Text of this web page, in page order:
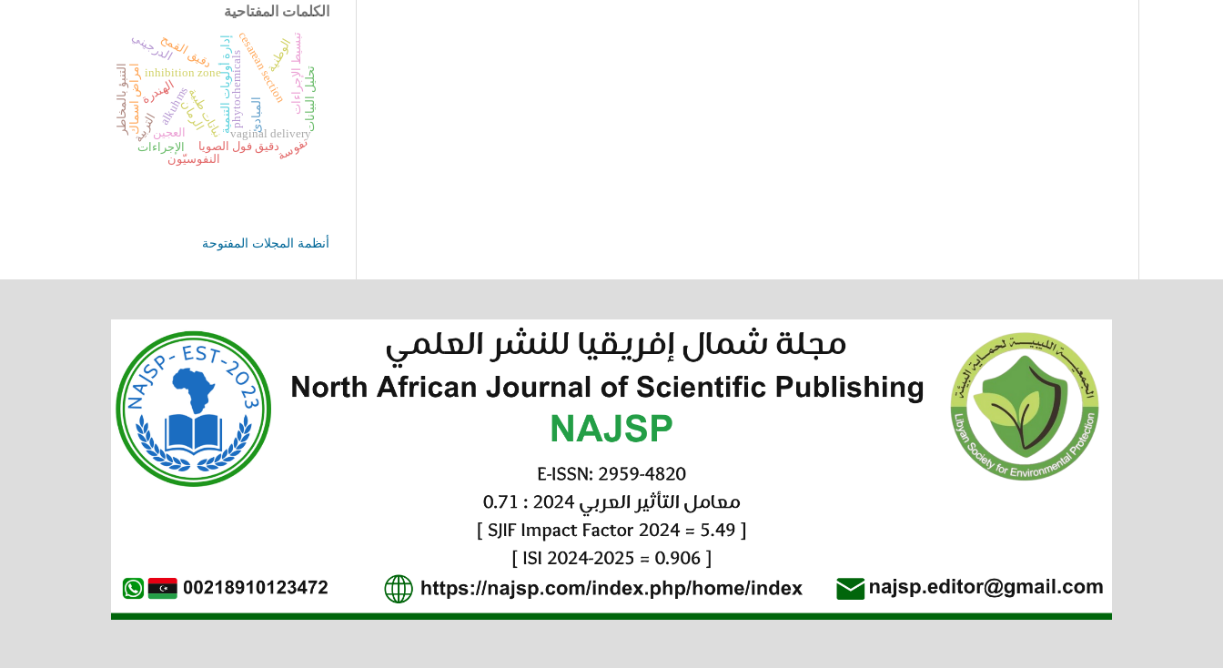
الكلمات المفتاحية
إدارة أولويات التنميةinhibition zone
نباتات طبية
cesarean section
vaginal delivery
alkuhms phytochemicals امراض اسماك
دقيق فول الصويا
دقيق القمح
العجين
الهندرة
الإجراءات
تبسيط الإجراءات
النفوسيّون
تحليل البيانات التنبؤ بالمخاطر المبادئ التربية
الوطنية
نفوسة
الدرجيني
الرمان
أنظمة المجلات المفتوحة